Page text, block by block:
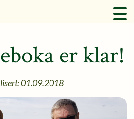
er klar!
01.09.2018